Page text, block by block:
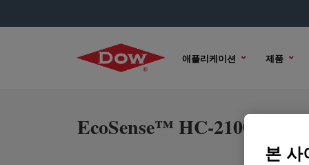
애플리케이션 제품
EcoSense™ HC-2100
본 사